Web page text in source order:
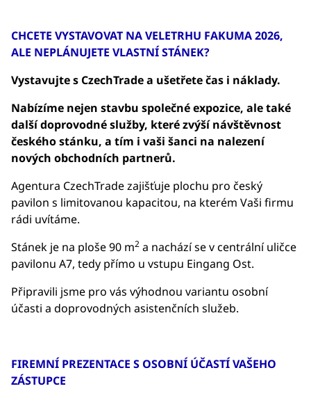
CHCETE VYSTAVOVAT NA VELETRHU FAKUMA 2026,
ALE NEPLÁNUJETE VLASTNÍ STÁNEK?
Vystavujte s CzechTrade a ušetřete čas i náklady.
Nabízíme nejen stavbu společné expozice, ale také
další doprovodné služby, které zvýší návštěvnost
českého stánku, a tím i vaši šanci na nalezení
nových obchodních partnerů.
Agentura CzechTrade zajišťuje plochu pro český
pavilon s limitovanou kapacitou, na kterém Vaši firmu
rádi uvítáme.
Stánek je na ploše 90 m2 a nachází se v centrální uličce
pavilonu A7, tedy přímo u vstupu Eingang Ost.
Připravili jsme pro vás výhodnou variantu osobní
účasti a doprovodných asistenčních služeb.
FIREMNÍ PREZENTACE S OSOBNÍ ÚČASTÍ VAŠEHO
ZÁSTUPCE